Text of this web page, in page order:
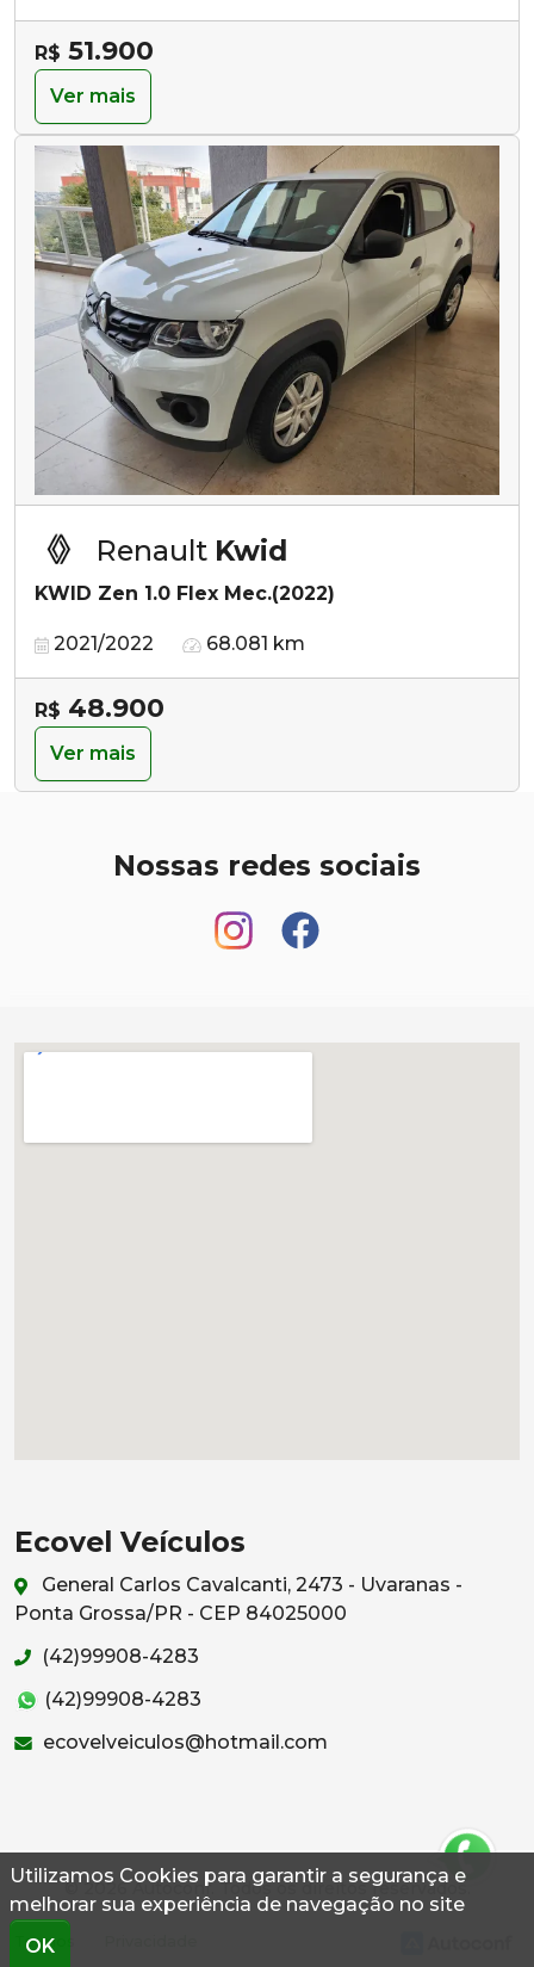
Utilizamos Cookies para garantir a segurança e
melhorar sua experiência de navegação no site
OK
R$ 51.900
Ver mais
Renault Kwid
KWID Zen 1.0 Flex Mec.(2022)
2021/2022 68.081 km
R$ 48.900
Ver mais
Nossas redes sociais
Ecovel Veículos
General Carlos Cavalcanti, 2473 - Uvaranas -
Ponta Grossa/PR - CEP 84025000
(42)99908-4283
(42)99908-4283
ecovelveiculos@hotmail.com
© 2026 Autoconf. Todos os direitos reservados.
Termos